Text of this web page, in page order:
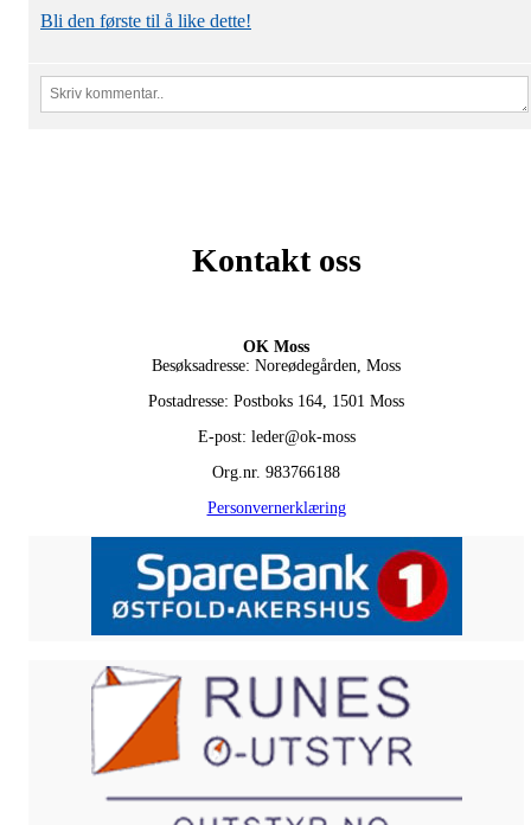
Bli den første til å like dette!
Kontakt oss
OK Moss
Besøksadresse: Noreødegården, Moss
Postadresse: Postboks 164, 1501 Moss
E-post: leder@ok-moss
Org.nr. 983766188
Personvernerklæring